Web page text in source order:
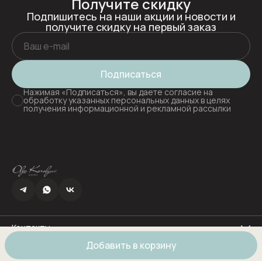
Добавить в корзину
Подпишитесь на наши акции и новости и
получите скидку на первый заказ
Подписаться
Нажимая «Подписаться», вы даете согласие на
обработку указанных персональных данных в целях
получения информационной и рекламной рассылки
Контакты
г.Новороссийск ул.Мичуринский пер. дом 2
Телефон
© Muted.ОплатаДоставкаПравила возвратаРеквизитыОферта